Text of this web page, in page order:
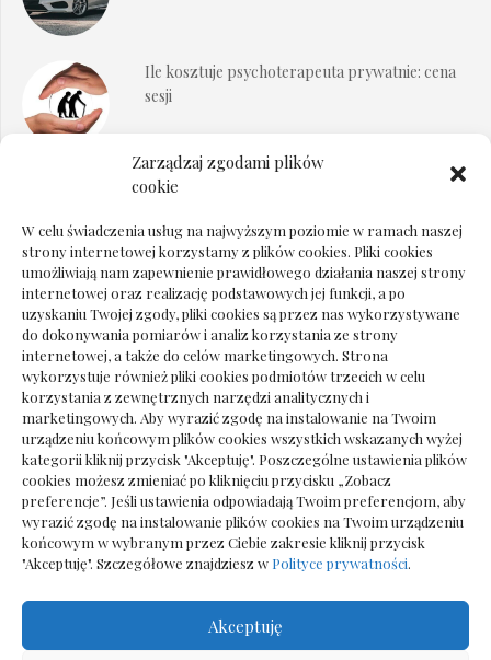
Zarządzaj zgodami plików
cookie
W celu świadczenia usług na najwyższym poziomie w ramach naszej
strony internetowej korzystamy z plików cookies. Pliki cookies
umożliwiają nam zapewnienie prawidłowego działania naszej strony
internetowej oraz realizację podstawowych jej funkcji, a po
uzyskaniu Twojej zgody, pliki cookies są przez nas wykorzystywane
do dokonywania pomiarów i analiz korzystania ze strony
internetowej, a także do celów marketingowych. Strona
wykorzystuje również pliki cookies podmiotów trzecich w celu
korzystania z zewnętrznych narzędzi analitycznych i
marketingowych. Aby wyrazić zgodę na instalowanie na Twoim
urządzeniu końcowym plików cookies wszystkich wskazanych wyżej
kategorii kliknij przycisk "Akceptuję". Poszczególne ustawienia plików
cookies możesz zmieniać po kliknięciu przycisku „Zobacz
preferencje”. Jeśli ustawienia odpowiadają Twoim preferencjom, aby
wyrazić zgodę na instalowanie plików cookies na Twoim urządzeniu
końcowym w wybranym przez Ciebie zakresie kliknij przycisk
"Akceptuję". Szczegółowe znajdziesz w Polityce prywatności.
Akceptuję
Ile kosztuje psychoterapeuta prywatnie: cena
sesji
Dokumenty do odbioru przy zmianie biura
Deska podłogowa do salonu: jak wybrać bez
pośpiechu